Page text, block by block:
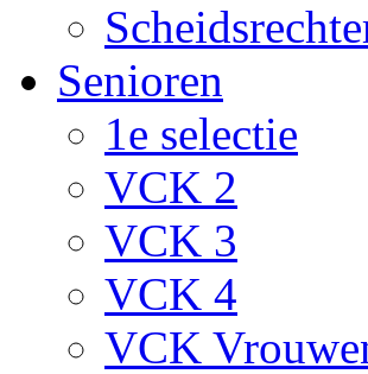
Senioren
1e selectie
VCK 2
VCK 3
VCK 4
VCK